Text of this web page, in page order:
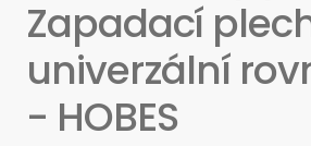
Zapadací
univerzální
- HOBES